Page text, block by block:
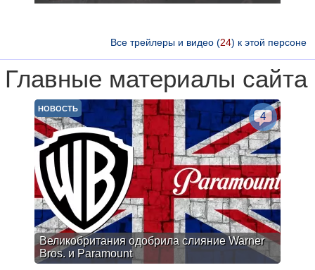
Все трейлеры и видео (24) к этой персоне
Главные материалы сайта
Великобритания одобрила слияние Warner
Bros. и Paramount
НОВОСТЬ
4